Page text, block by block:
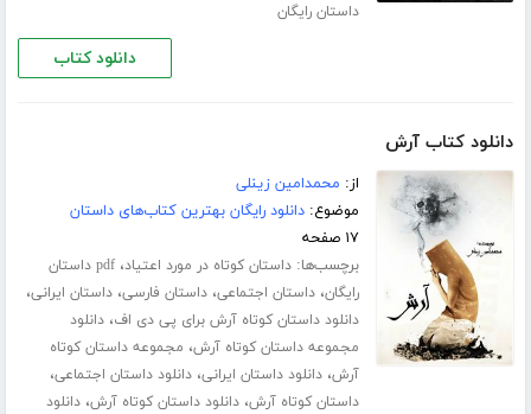
داستان رایگان
دانلود کتاب
دانلود کتاب آرش
از: محمدامین زینلی
موضوع:دانلود رایگان بهترین کتاب‌های داستان
۱۷ صفحه
برچسب‌ها:داستان کوتاه در مورد اعتیاد،
pdf داستان
رایگان،داستان اجتماعی،داستان فارسی،داستان ایرانی،
دانلود داستان کوتاه آرش برای پی دی اف،دانلود
مجموعه داستان کوتاه آرش، مجموعه داستان کوتاه
آرش،دانلود داستان ایرانی،دانلود داستان اجتماعی،
داستان کوتاه آرش،دانلود داستان کوتاه آرش،دانلود